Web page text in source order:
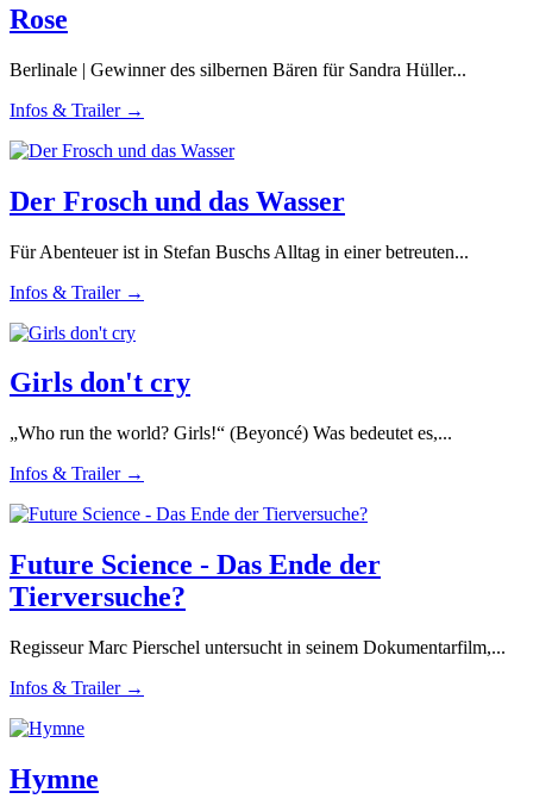
Rose
Berlinale | Gewinner des silbernen Bären für Sandra Hüller...
Infos & Trailer →
Der Frosch und das Wasser
Für Abenteuer ist in Stefan Buschs Alltag in einer betreuten...
Infos & Trailer →
Girls don't cry
„Who run the world? Girls!“ (Beyoncé) Was bedeutet es,...
Infos & Trailer →
Future Science - Das Ende der
Tierversuche?
Regisseur Marc Pierschel untersucht in seinem Dokumentarfilm,...
Infos & Trailer →
Hymne